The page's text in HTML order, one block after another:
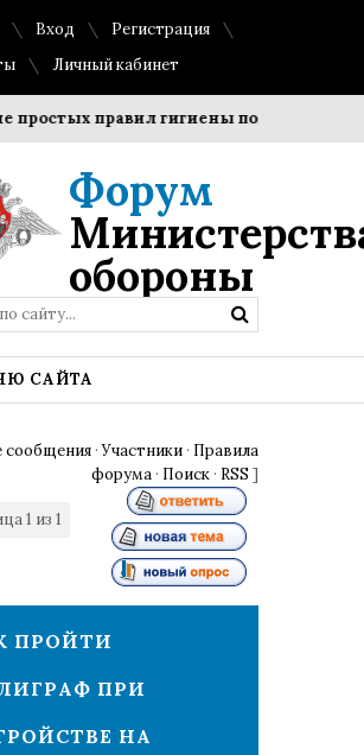
Вход
Регистрация
Личный кабинет
простых правил гигиены помогает
Форум
обороны
САЙТА
сообщения ·Участники · Правила
форума · Поиск · RSS ]
1 из 1
ПРОЙТИ
ПРИ
НА